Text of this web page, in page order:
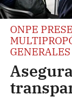
ONPE
GENERALES